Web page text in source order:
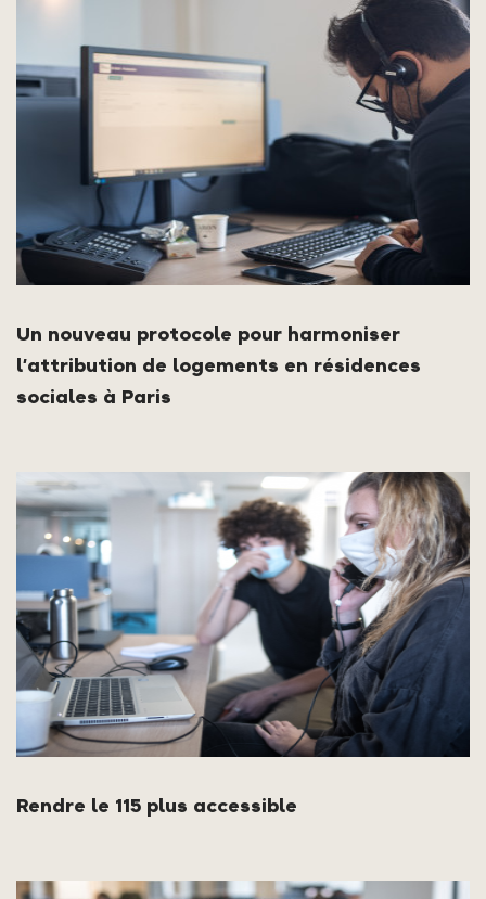
Un nouveau protocole pour harmoniser
l’attribution de logements en résidences
sociales à Paris
Rendre le 115 plus accessible